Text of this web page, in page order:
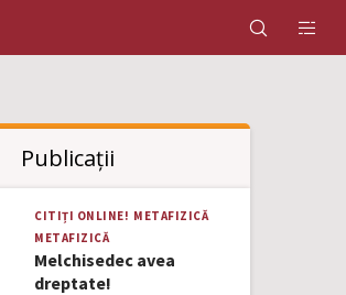
Publicații
CITIȚI ONLINE! METAFIZICĂ
METAFIZICĂ
Melchisedec avea
dreptate!